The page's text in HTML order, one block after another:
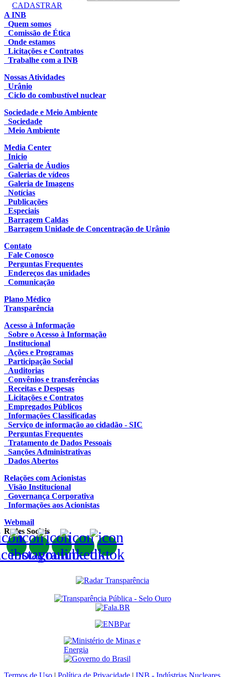
CADASTRAR
A INB
Quem somos
Comissão de Ética
Onde estamos
Licitações e Contratos
Trabalhe com a INB
Nossas Atividades
Urânio
Ciclo do combustível nuclear
Sociedade e Meio Ambiente
Sociedade
Meio Ambiente
Media Center
Inicio
Galeria de Áudios
Galerias de vídeos
Galeria de Imagens
Notícias
Publicações
Especiais
Barragem Caldas
Barragem Unidade de Concentração de Urânio
Contato
Fale Conosco
Perguntas Frequentes
Endereços das unidades
Comunicação
Plano Médico
Transparência
Acesso à Informação
Sobre o Acesso à Informação
Institucional
Ações e Programas
Participação Social
Auditorias
Convênios e transferências
Receitas e Despesas
Licitações e Contratos
Empregados Públicos
Informações Classificadas
Serviço de informação ao cidadão - SIC
Perguntas Frequentes
Tratamento de Dados Pessoais
Sanções Administrativas
Dados Abertos
Relações com Acionistas
Visão Institucional
Governança Corporativa
Informações aos Acionistas
Webmail
Redes Sociais
Termos de Uso | Política de Privacidade | INB - Indústrias Nucleares